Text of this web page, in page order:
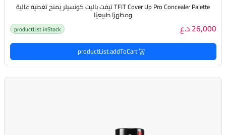
TFIT Cover Up Pro Concealer Palette تيفت باليت كونسيلر يمنح تغطية عالية
ومظهرًا طبيعيًا
26,000 د.ع productList.inStock
productList.addToCart